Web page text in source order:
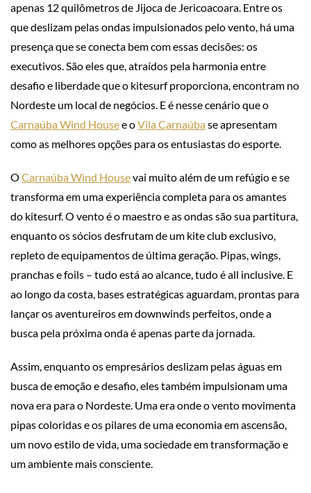
apenas 12 quilômetros de Jijoca de Jericoacoara. Entre os
que deslizam pelas ondas impulsionados pelo vento, há uma
presença que se conecta bem com essas decisões: os
executivos. São eles que, atraídos pela harmonia entre
desafio e liberdade que o kitesurf proporciona, encontram no
Nordeste um local de negócios. E é nesse cenário que o
Carnaúba Wind Housee oVila Carnaúbase apresentam
como as melhores opções para os entusiastas do esporte.
O Carnaúba Wind Housevai muito além de um refúgio e se
transforma em uma experiência completa para os amantes
do kitesurf. O vento é o maestro e as ondas são sua partitura,
enquanto os sócios desfrutam de um kite club exclusivo,
repleto de equipamentos de última geração. Pipas, wings,
pranchas e foils – tudo está ao alcance, tudo é all inclusive. E
ao longo da costa, bases estratégicas aguardam, prontas para
lançar os aventureiros em downwinds perfeitos, onde a
busca pela próxima onda é apenas parte da jornada.
Assim, enquanto os empresários deslizam pelas águas em
busca de emoção e desafio, eles também impulsionam uma
nova era para o Nordeste. Uma era onde o vento movimenta
pipas coloridas e os pilares de uma economia em ascensão,
um novo estilo de vida, uma sociedade em transformação e
um ambiente mais consciente.